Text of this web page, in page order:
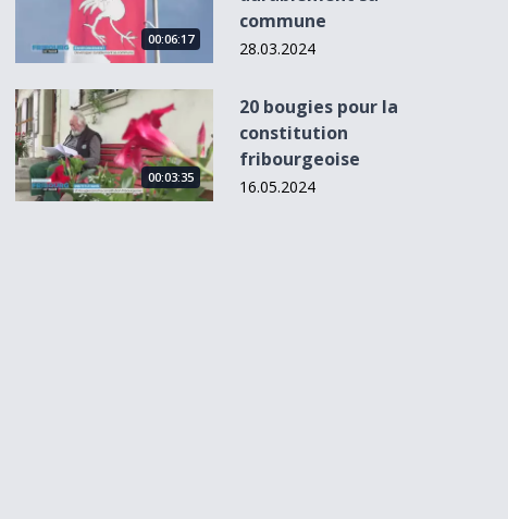
00:06:17
commune
28.03.2024
20 bougies pour la constitution fribourgeoise
00:03:35
20 bougies pour la
constitution
fribourgeoise
16.05.2024